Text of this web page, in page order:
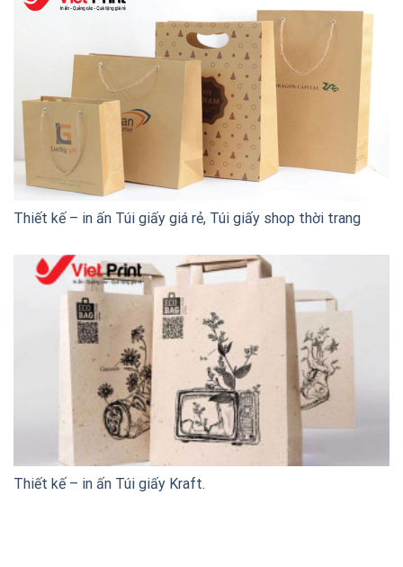
Thiết kế – in ấn Túi giấy giá rẻ, Túi giấy shop thời trang
Thiết kế – in ấn Túi giấy Kraft.